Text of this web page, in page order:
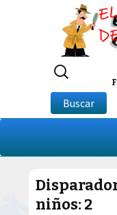
Buscar
por:
Buscar
niños: 2